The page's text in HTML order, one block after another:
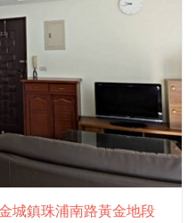
城鎮珠浦南路黃金地段